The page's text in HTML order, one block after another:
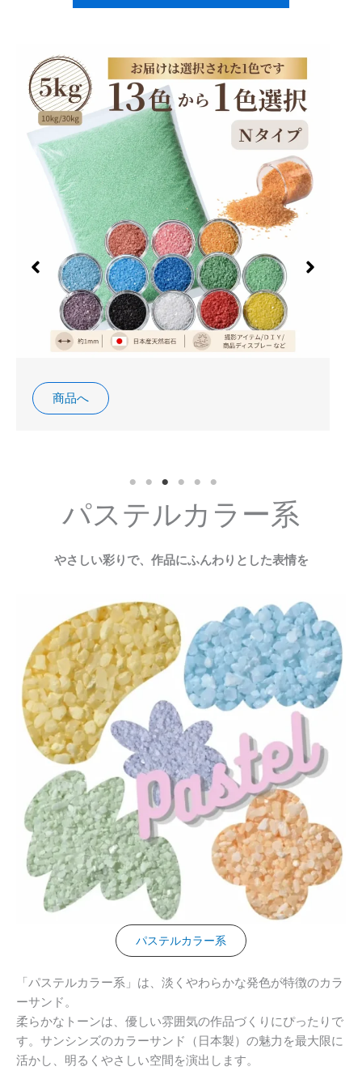
商品へ
パステルカラー系
やさしい彩りで、作品にふんわりとした表情を
パステルカラー系
「パステルカラー系」は、淡くやわらかな発色が特徴のカラ
ーサンド。
柔らかなトーンは、優しい雰囲気の作品づくりにぴったりで
す。サンシンズのカラーサンド（日本製）の魅力を最大限に
活かし、明るくやさしい空間を演出します。